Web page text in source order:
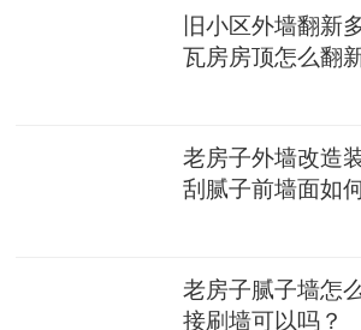
旧小区外墙翻新
瓦房房顶怎么翻
老房子外墙改造
刮腻子前墙面如
老房子腻子墙怎
接刷墙可以吗？